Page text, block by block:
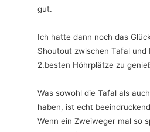
gut.
Ich hatte dann noch das
Shoutout zwischen Tafal und
2.besten Höhrplätze zu
Was sowohl die Tafal als
haben, ist echt
Wenn ein Zweiweger mal so